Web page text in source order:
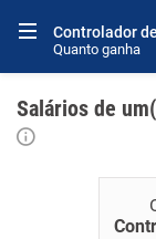
Controlador
Quanto ganha
Salários de